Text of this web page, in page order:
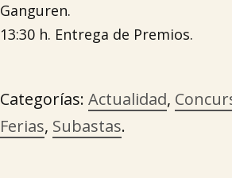
Ganguren.
13:30 h. Entrega de Premios.
Categorías: Actualidad,
Ferias, Subastas.